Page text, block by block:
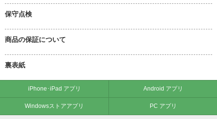
保守点検
商品の保証について
裏表紙
iPhone･iPad アプリ Android アプリ
Windowsストアアプリ PC アプリ